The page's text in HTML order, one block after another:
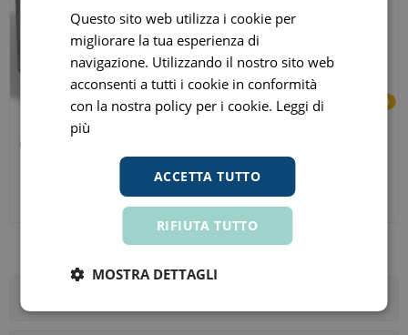
Omikron Italia Neukron Ofta
10 Flaconcini 10ml
€ 16,28
Prezzo consigliato: € 18,50
Integratore Alimentare 30
Prezzo consigliato:
Questo sito web utilizza i cookie per
migliorare la tua esperienza di
navigazione. Utilizzando il nostro sito web
acconsenti a tutti i cookie in conformità
con la nostra policy per i cookie. Leggi di
più
ACCETTA TUTTO
RIFIUTA TUTTO
MOSTRA DETTAGLI